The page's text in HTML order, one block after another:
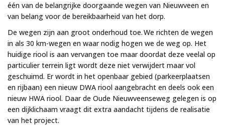
één van de belangrijke doorgaande wegen van Nieuwveen en
van belang voor de bereikbaarheid van het dorp.
De wegen zijn aan groot onderhoud toe. We richten de wegen
in als 30 km-wegen en waar nodig hogen we de weg op. Het
huidige riool is aan vervangen toe maar doordat deze veelal op
particulier terrein ligt wordt deze niet verwijdert maar vol
geschuimd. Er wordt in het openbaar gebied (parkeerplaatsen
en rijbaan) een nieuw DWA riool aangebracht en deels ook een
nieuw HWA riool. Daar de Oude Nieuwveenseweg gelegen is op
een dijklichaam vraagt dit extra aandacht tijdens de realisatie
van het project.